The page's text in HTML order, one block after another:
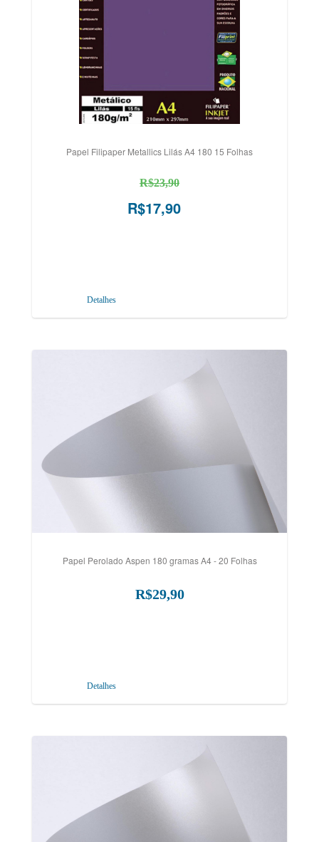
Papel Filipaper Metallics Lilás A4 180 15 Folhas
R$23,90
R$17,90
Detalhes
Papel Perolado Aspen 180 gramas A4 - 20 Folhas
R$29,90
Detalhes